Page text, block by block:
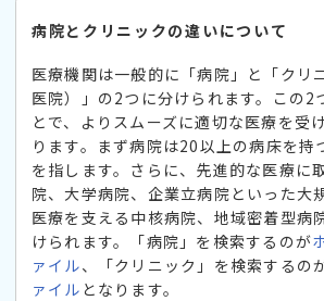
病院とクリニックの違いについて
医療機関は一般的に「病院」と「クリ
医院）」の2つに分けられます。この2
とで、よりスムーズに適切な医療を受
ります。まず病院は20以上の病床を持
を指します。さらに、先進的な医療に
院、大学病院、企業立病院といった大
医療を支える中核病院、地域密着型病
けられます。「病院」を検索するのが
ァイル、「クリニック」を検索するの
ァイル となります。